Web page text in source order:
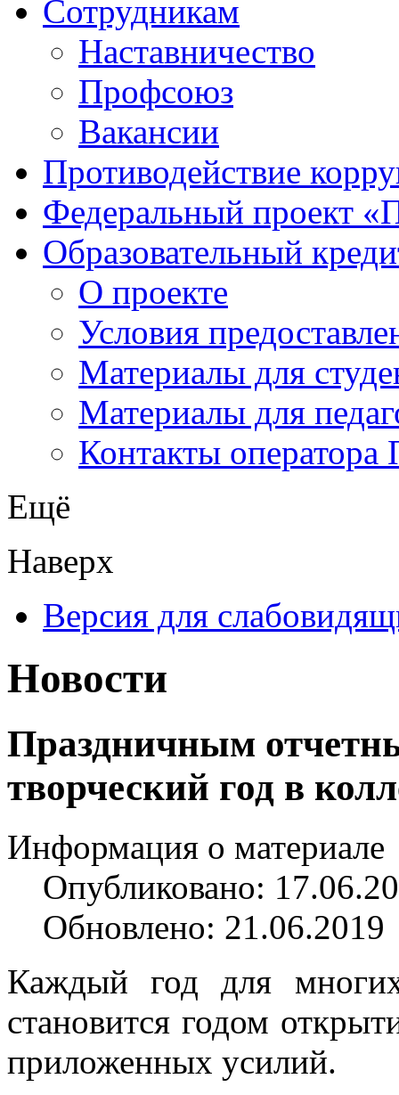
Сотрудникам
Наставничество
Профсоюз
Вакансии
Противодействие
Федеральный проект
Образовательный
О проекте
Условия
Материалы для
Материалы для
Контакты оператора
Ещё
Наверх
Версия для
Новости
Праздничным
творческий год в
Информация о материале
Опубликовано:
Обновлено: 21.06.2019
Каждый год для многих
становится годом
приложенных усилий.